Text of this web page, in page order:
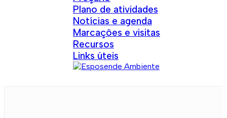
Plano de atividades
Notícias e agenda
Marcações e visitas
Recursos
Links úteis